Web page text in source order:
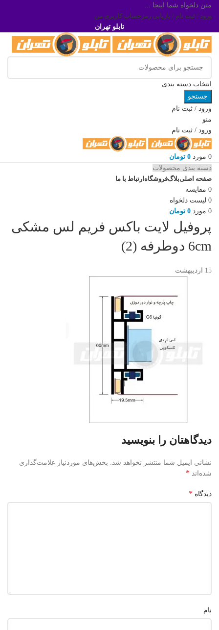
متن دلخواه شما اینجا ...
ورود / ثبت نام / بازیابی رمز حساب کاربری من
تابلو تهران
انتخاب دسته بندی
جستجو
ورود / ثبت نام
منو
ورود / ثبت نام
0 مورد 0 تومان
دسته بندی محصولات
صفحه اصلیبلاگفروشگاه ارتباط با ما
0 مقایسه
0 لیست دلخواه
0 مورد 0 تومان
پروفیل لایت باکس فریم لس مشکی
6cm دوطرفه (2)
15 اردیبهشت
دیدگاهتان را بنویسید
نشانی ایمیل شما منتشر نخواهد شد. بخش‌های موردنیاز علامت‌گذاری
شده‌اند *
دیدگاه *
نام